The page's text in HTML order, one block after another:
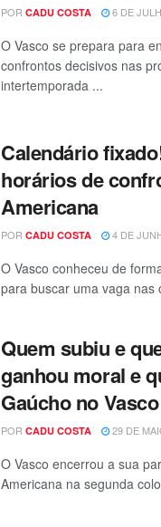
POR CADU COSTA 6 DE
O Vasco se prepara para
confrontos decisivos nas
intertemporada ...
Calendário
horários de
Americana
POR CADU COSTA 4 DE
O Vasco conheceu de
para buscar uma vaga nas
Quem subiu e
ganhou moral e
Gaúcho no Vasco
POR CADU COSTA 29 DE
O Vasco encerrou a sua
Americana na segunda